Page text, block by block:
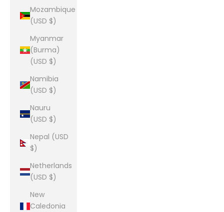
Mozambique
(USD $)
Myanmar
(Burma)
(USD $)
Namibia
(USD $)
Nauru
(USD $)
Nepal (USD
$)
Netherlands
(USD $)
New
Caledonia